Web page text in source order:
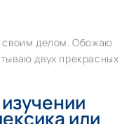
своим делом. Обожаю
двух прекрасных
или